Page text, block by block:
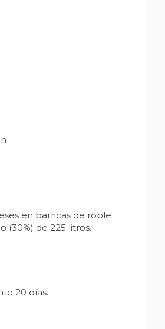
en barricas de roble
(30%) de 225 litros.
20 días.